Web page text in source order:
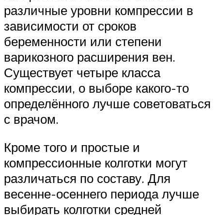
различные уровни компрессии в
зависимости от сроков
беременности или степени
варикозного расширения вен.
Существует четыре класса
компрессии, о выборе какого-то
определённого лучше советоваться
с врачом.
Кроме того и простые и
компрессионные колготки могут
различаться по составу. Для
весенне-осеннего периода лучше
выбирать колготки средней